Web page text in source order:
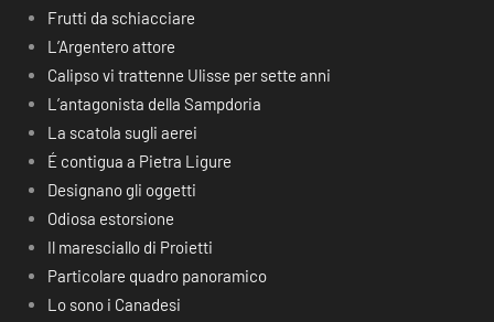
Frutti da schiacciare
L’Argentero attore
Calipso vi trattenne Ulisse per sette anni
L’antagonista della Sampdoria
La scatola sugli aerei
É contigua a Pietra Ligure
Designano gli oggetti
Odiosa estorsione
Il maresciallo di Proietti
Particolare quadro panoramico
Lo sono i Canadesi